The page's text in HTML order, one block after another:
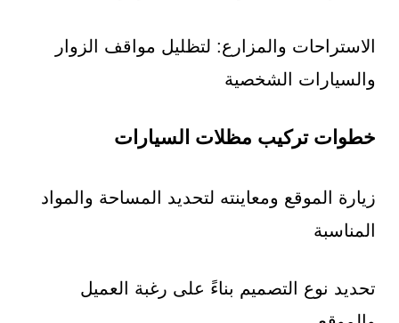
الاستراحات والمزارع: لتظليل مواقف الزوار
والسيارات الشخصية
خطوات تركيب مظلات السيارات
زيارة الموقع ومعاينته لتحديد المساحة والمواد
المناسبة
تحديد نوع التصميم بناءً على رغبة العميل